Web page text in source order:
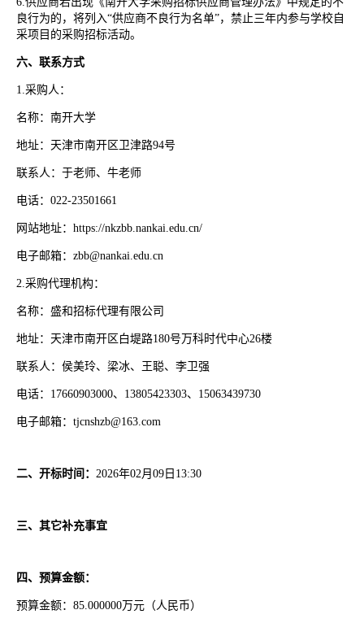
良行为的，将列入“供应商不良行为名单”，禁止三年内参与学校自
采项目的采购招标活动。
六、联系方式
1.采购人：
名称：南开大学
地址：天津市南开区卫津路94号
联系人：于老师、牛老师
电话： 022-23501661
网站地址： https://nkzbb.nankai.edu.cn/
电子邮箱： zbb@nankai.edu.cn
2.采购代理机构：
名称：盛和招标代理有限公司
地址：天津市南开区白堤路180号万科时代中心26楼
联系人：侯美玲、梁冰、王聪、李卫强
电话： 17660903000、13805423303、15063439730
电子邮箱： tjcnshzb@163.com
二、开标时间： 2026年02月09日13:30
三、其它补充事宜
四、预算金额：
预算金额： 85.000000万元（人民币）